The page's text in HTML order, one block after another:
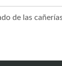
de las